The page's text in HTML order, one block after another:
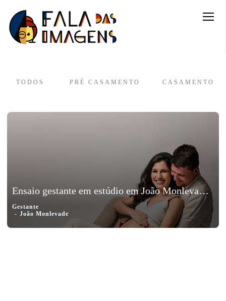
TODOS PRÉ CASAMENTO CASAMENTO
Ensaio gestante em estúdio em João Monlevade, Minas Gerais - Sâmela e Flavio, a espera de Raul
Gestante
João Monlevade